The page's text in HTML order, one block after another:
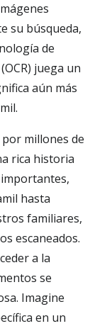
su búsqueda,
de
juega un
aún más
millones de
rica historia
hasta
familiares,
escaneados.
a la
se
Imagine
en un